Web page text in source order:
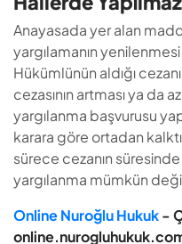
Anayasada yer alan
yargılamanın
Hükümlünün aldığı
cezasının artması ya da
yargılanma başvurusu
karara göre ortadan
sürece cezanın
yargılanma mümkün
Online Nuroğlu Hukuk-